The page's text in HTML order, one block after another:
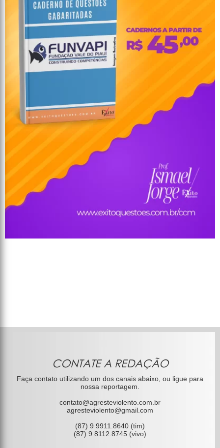
CONTATE A REDAÇÃO
Faça contato utilizando um dos canais abaixo, ou ligue para
nossa reportagem.
contato@agresteviolento.com.br
agresteviolento@gmail.com
(87) 9 9911.8640 (tim)
(87) 9 8112.8745 (vivo)